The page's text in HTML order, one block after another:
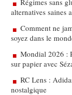
Régimes sans
alternatives saines
Comment ne
soyez dans le
Mondial 2026 :
sur papier avec
RC Lens :
nostalgique